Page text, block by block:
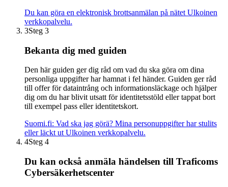
Du kan göra en elektronisk brottsanmälan på nätet Ulkoinen
verkkopalvelu.
3Steg 3
Bekanta dig med guiden
Den här guiden ger dig råd om vad du ska göra om dina
personliga uppgifter har hamnat i fel händer. Guiden ger råd
till offer för dataintrång och informationsläckage och hjälper
dig om du har blivit utsatt för identitetsstöld eller tappat bort
till exempel pass eller identitetskort.
Suomi.fi: Vad ska jag görä? Mina personuppgifter har stulits
eller läckt ut Ulkoinen verkkopalvelu.
4Steg 4
Du kan också anmäla händelsen till Traficoms
Cybersäkerhetscenter